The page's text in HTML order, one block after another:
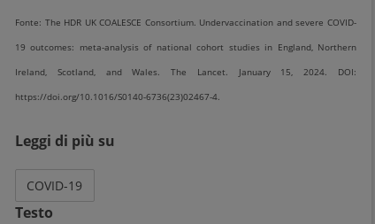
Fonte: The HDR UK COALESCE Consortium. Undervaccination and severe COVID-
19 outcomes: meta-analysis of national cohort studies in England, Northern
Ireland, Scotland, and Wales. The Lancet. January 15, 2024. DOI:
https://doi.org/10.1016/S0140-6736(23)02467-4.
Leggi di più su
COVID-19
Testo